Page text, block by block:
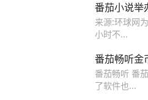
番茄小说举
来源:环球网
小时不...
番茄畅听金
番茄畅听 番
了软件也...